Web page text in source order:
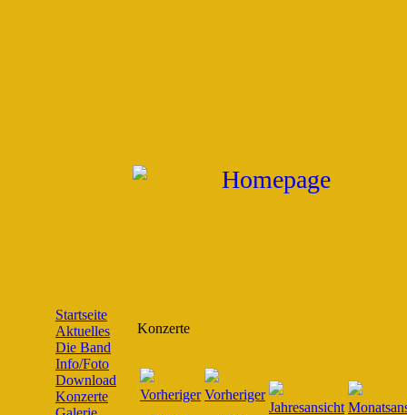
Startseite
Aktuelles
Die Band
Info/Foto
Download
Konzerte
Konzerte